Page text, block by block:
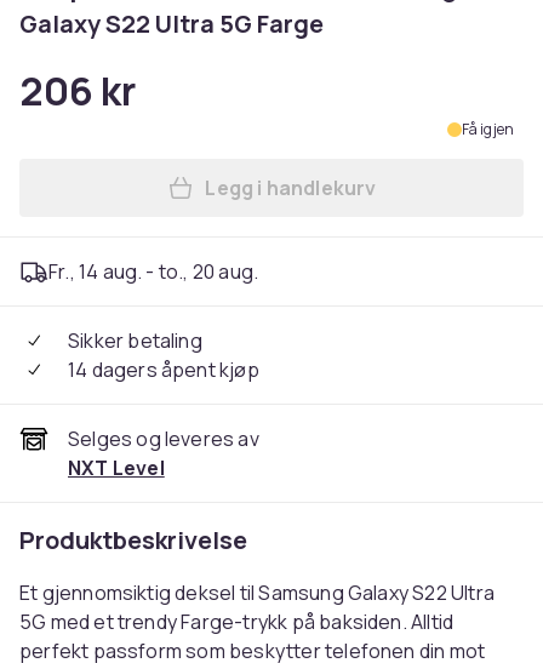
Galaxy S22 Ultra 5G Farge
206 kr
Få igjen
Legg Kompatibelt
Legg i handlekurv
Fr., 14 aug. - to., 20 aug.
Sikker betaling
14 dagers åpent kjøp
Selges og leveres av
NXT Level
Produktbeskrivelse
Et gjennomsiktig deksel til Samsung Galaxy S22 Ultra
5G med et trendy Farge-trykk på baksiden. Alltid
perfekt passform som beskytter telefonen din mot